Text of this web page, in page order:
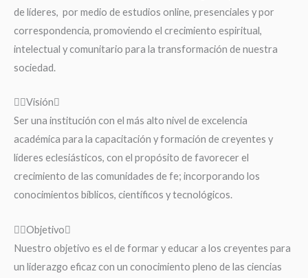
de líderes, por medio de estudios online, presenciales y por
correspondencia, promoviendo el crecimiento espiritual,
intelectual y comunitario para la transformación de nuestra
sociedad.
Visión
Ser una institución con el más alto nivel de excelencia
académica para la capacitación y formación de creyentes y
líderes eclesiásticos, con el propósito de favorecer el
crecimiento de las comunidades de fe; incorporando los
conocimientos bíblicos, científicos y tecnológicos.
Objetivo
Nuestro objetivo es el de formar y educar a los creyentes para
un liderazgo eficaz con un conocimiento pleno de las ciencias